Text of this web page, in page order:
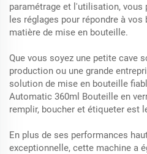
paramétrage et l'utilisation, vous
les réglages pour répondre à
matière de mise en bouteille.
Que vous soyez une petite cave
production ou une grande
solution de mise en bouteille
Automatic 360ml Bouteille en
remplir, boucher et étiqueter est
En plus de ses performances
exceptionnelle, cette machine a